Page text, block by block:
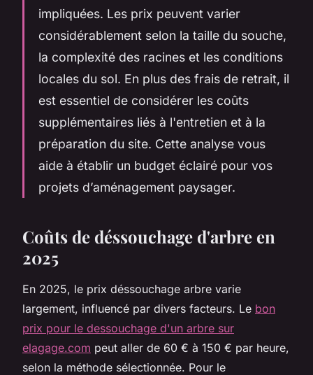
impliquées. Les prix peuvent varier
considérablement selon la taille du souche,
la complexité des racines et les conditions
locales du sol. En plus des frais de retrait, il
est essentiel de considérer les coûts
supplémentaires liés à l'entretien et à la
préparation du site. Cette analyse vous
aide à établir un budget éclairé pour vos
projets d’aménagement paysager.
Coûts de déssouchage d'arbre en
2025
En 2025, le prix déssouchage arbre varie
largement, influencé par divers facteurs. Le bon
prix pour le dessouchage d'un arbre sur
elagage.com peut aller de 60 € à 150 € par heure,
selon la méthode sélectionnée. Pour le